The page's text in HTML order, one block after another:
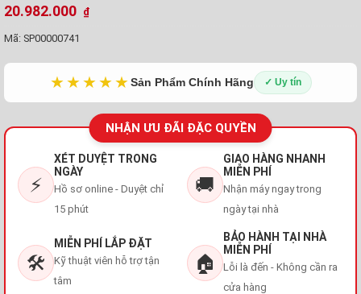
20.982.000 ₫
Mã: SP00000741
★★★★★Sản Phẩm Chính Hãng ✓ Uy tín
NHẬN ƯU ĐÃI ĐẶC QUYỀN
⚡
XÉT DUYỆT TRONG
NGÀY
Hồ sơ online - Duyệt chỉ
15 phút
🚚
GIAO HÀNG NHANH
MIỄN PHÍ
Nhận máy ngay trong
ngày tại nhà
🛠️
MIỄN PHÍ LẮP ĐẶT
Kỹ thuật viên hỗ trợ tận
tâm
🏠
BẢO HÀNH TẠI NHÀ
MIỄN PHÍ
Lỗi là đến - Không cần ra
cửa hàng